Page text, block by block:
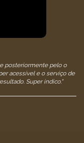
posteriormente pelo o
acessível e o serviço de
Super indico."